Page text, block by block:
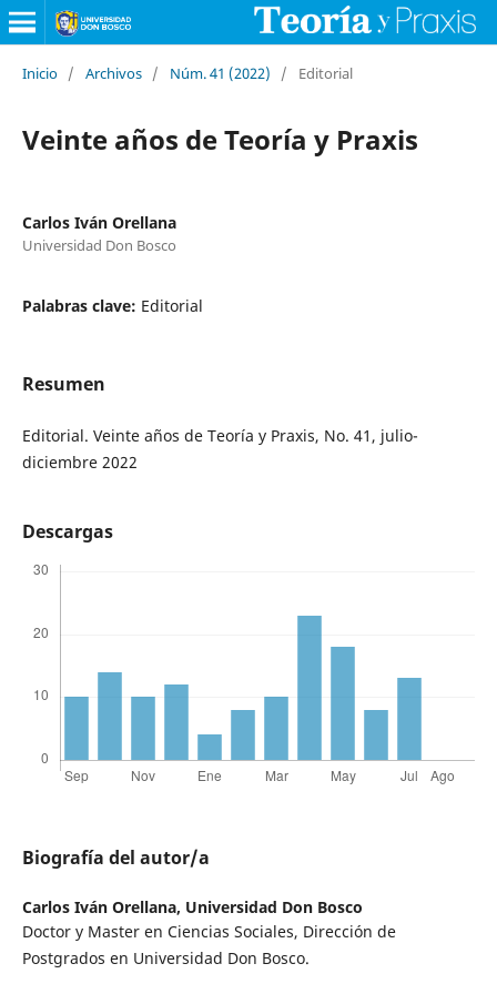
Inicio / Archivos / Núm. 41 (2022) / Editorial
Veinte años de Teoría y Praxis
Carlos Iván Orellana
Universidad Don Bosco
Palabras clave: Editorial
Resumen
Editorial. Veinte años de Teoría y Praxis, No. 41, julio-
diciembre 2022
Descargas
Biografía del autor/a
Carlos Iván Orellana, Universidad Don Bosco
Doctor y Master en Ciencias Sociales, Dirección de
Postgrados en Universidad Don Bosco.